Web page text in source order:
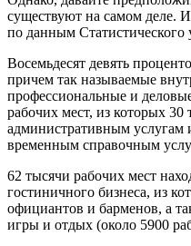
существуют на самом деле.
по данным Статистического
Восемьдесят девять
причем так называемые
профессиональные и
рабочих мест, из которых 30
административным услугам
временным справочным
62 тысячи рабочих мест
гостиничного бизнеса, из
официантов и барменов, а
игры и отдых (около 5900